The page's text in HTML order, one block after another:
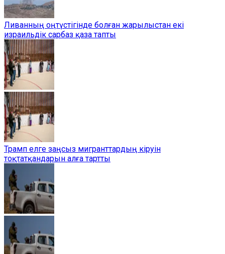
Ливанның оңтүстігінде болған жарылыстан екі
израильдік сарбаз қаза тапты
Трамп елге заңсыз мигранттардың кіруін
тоқтатқандарын алға тартты